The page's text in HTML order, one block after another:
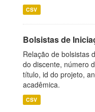
CSV
Bolsistas de
Relação de bolsistas
do discente, número
título, id do projeto,
acadêmica.
CSV